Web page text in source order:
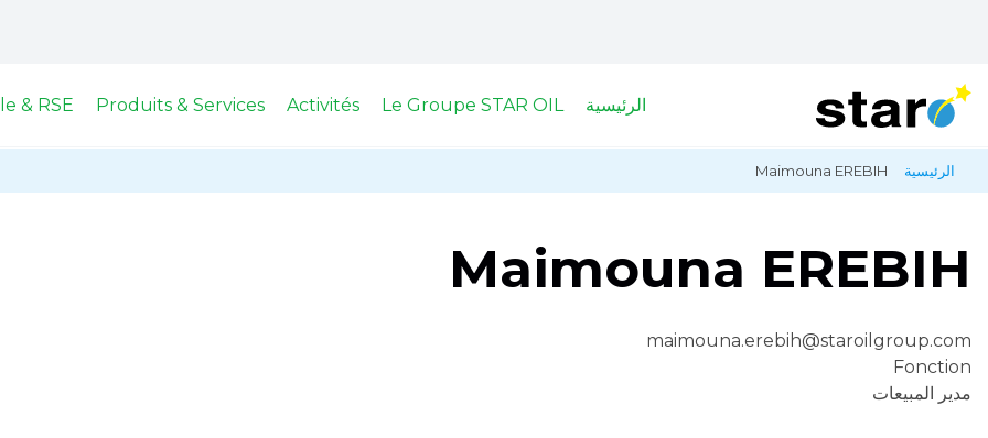
تجاوز
إلى
الرئيسية Le Groupe STAR OIL
Activités
Produits & Services
& RSE
مسار
التنقل
الرئيسية Maimouna EREBIH
Maimouna EREBIH
maimouna.erebih@staroilgroup.com
Fonction
مدير المبيعات